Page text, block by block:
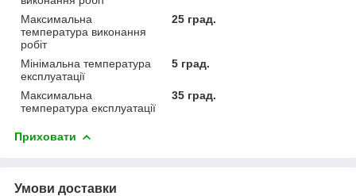
Максимальна
температура виконання
робіт
25 град.
Мінімальна температура
експлуатації
5 град.
Максимальна
температура експлуатації
35 град.
Приховати
Умови доставки